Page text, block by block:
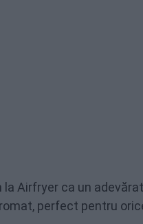
Airfryer ca un
perfect pentru